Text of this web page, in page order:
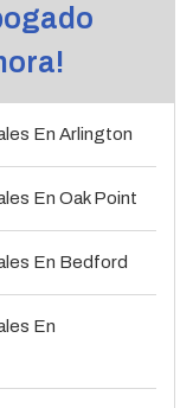
En Arlington
En Oak Point
En Bedford
En